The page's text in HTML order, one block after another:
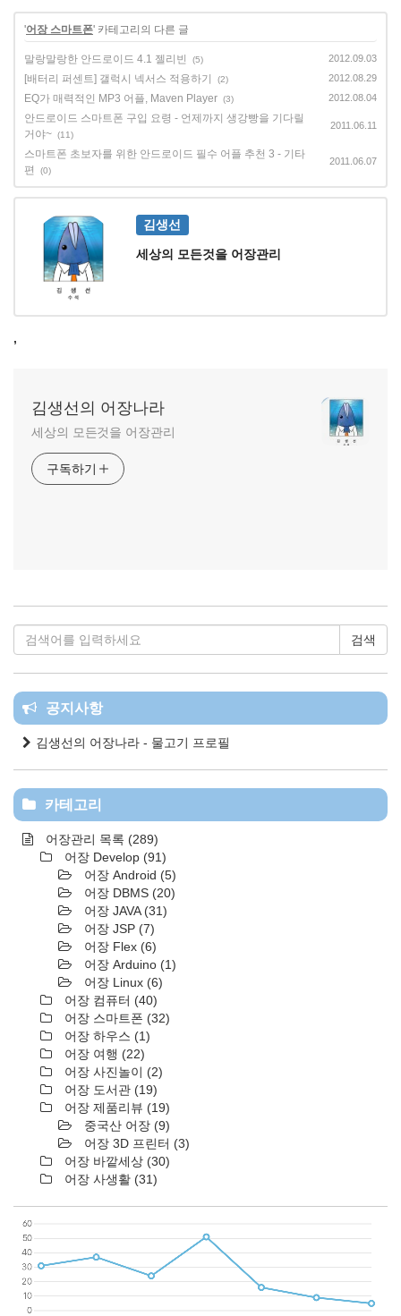
'어장 스마트폰' 카테고리의 다른 글
말랑말랑한 안드로이드 4.1 젤리빈 (5) 2012.09.03
[배터리 퍼센트] 갤럭시 넥서스 적용하기 (2) 2012.08.29
EQ가 매력적인 MP3 어플, Maven Player (3) 2012.08.04
안드로이드 스마트폰 구입 요령 - 언제까지 생강빵을 기다릴
거야~ (11)
2011.06.11
스마트폰 초보자를 위한 안드로이드 필수 어플 추천 3 - 기타
편
(0)
2011.06.07
김생선
세상의 모든것을 어장관리
,
김생선의 어장나라
세상의 모든것을 어장관리
구독하기
검색
공지사항
김생선의 어장나라 - 물고기 프로필
카테고리
어장관리 목록 (289)
어장 Develop (91)
어장 Android (5)
어장 DBMS (20)
어장 JAVA (31)
어장 JSP (7)
어장 Flex (6)
어장 Arduino (1)
어장 Linux (6)
어장 컴퓨터 (40)
어장 스마트폰 (32)
어장 하우스 (1)
어장 여행 (22)
어장 사진놀이 (2)
어장 도서관 (19)
어장 제품리뷰 (19)
중국산 어장 (9)
어장 3D 프린터 (3)
어장 바깥세상 (30)
어장 사생활 (31)